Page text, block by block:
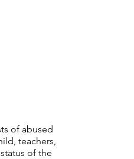
of abused
teachers,
of the